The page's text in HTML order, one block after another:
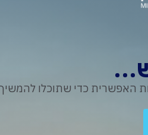
כדי שתוכלו